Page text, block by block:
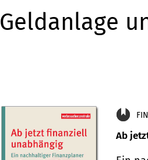
Geldanlage
Ab